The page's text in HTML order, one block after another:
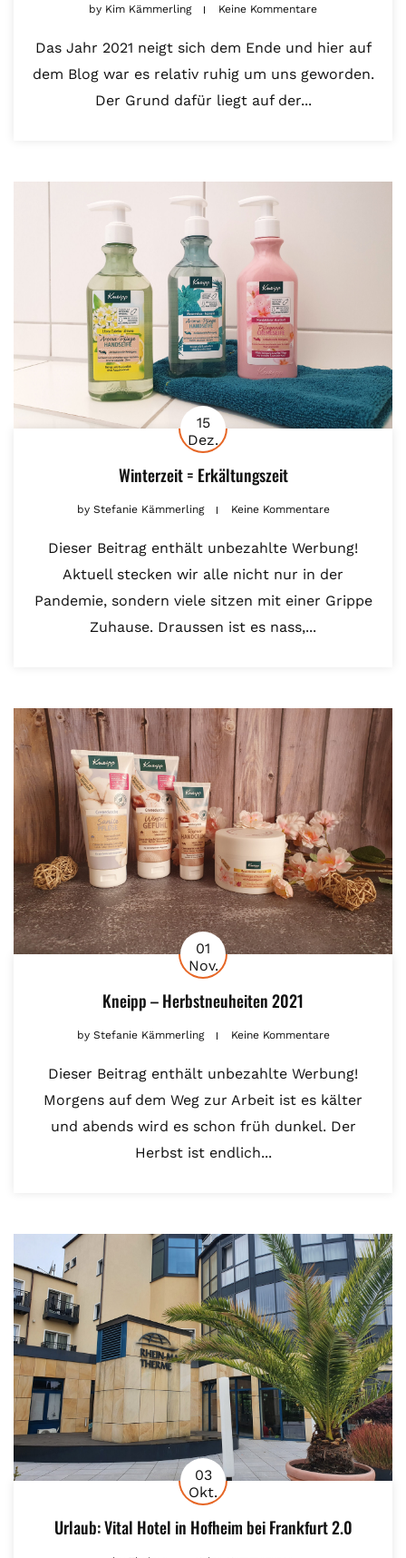
by Kim Kämmerling Keine Kommentare
Das Jahr 2021 neigt sich dem Ende und hier auf
dem Blog war es relativ ruhig um uns geworden.
Der Grund dafür liegt auf der...
15
Dez.
Winterzeit = Erkältungszeit
byStefanie Kämmerling Keine Kommentare
Dieser Beitrag enthält unbezahlte Werbung!
Aktuell stecken wir alle nicht nur in der
Pandemie, sondern viele sitzen mit einer Grippe
Zuhause. Draussen ist es nass,...
01
Nov.
Kneipp – Herbstneuheiten 2021
byStefanie Kämmerling Keine Kommentare
Dieser Beitrag enthält unbezahlte Werbung!
Morgens auf dem Weg zur Arbeit ist es kälter
und abends wird es schon früh dunkel. Der
Herbst ist endlich...
03
Okt.
Urlaub: Vital Hotel in Hofheim bei Frankfurt 2.0